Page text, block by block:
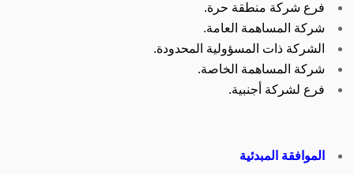
فرع شركة منطقة حرة.
شركة المساهمة العامة.
الشركة ذات المسؤولية المحدودة.
شركة المساهمة الخاصة.
فرع لشركة أجنبية.
الموافقة المبدئية